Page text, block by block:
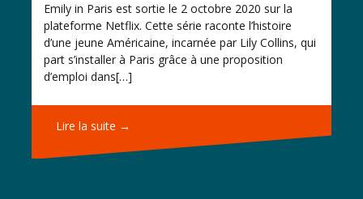
Emily in Paris est sortie le 2 octobre 2020 sur la
plateforme Netflix. Cette série raconte l’histoire
d’une jeune Américaine, incarnée par Lily Collins, qui
part s’installer à Paris grâce à une proposition
d’emploi dans[…]
Lire la suite →